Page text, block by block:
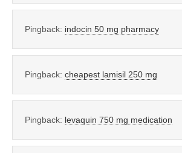
Pingback: indocin 50 mg pharmacy
Pingback: cheapest lamisil 250 mg
Pingback: levaquin 750 mg medication